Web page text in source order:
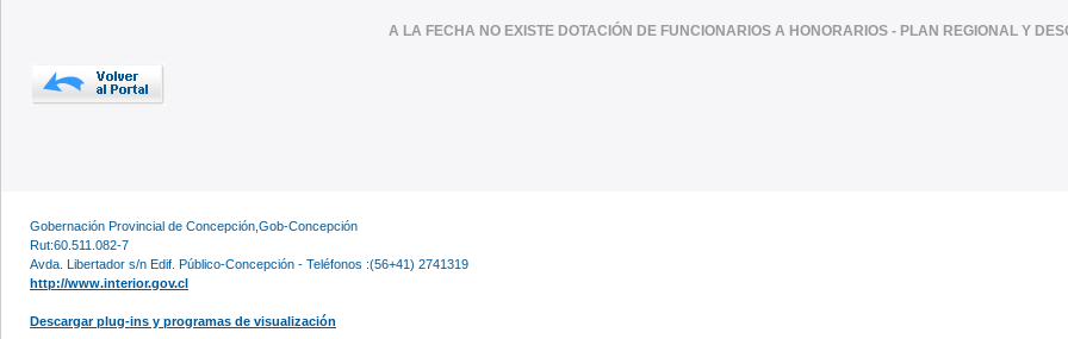
A LA FECHA NO EXISTE DOTACIÓN DE FUNCIONARIOS A HONORARIOS - PLAN REGIONAL Y
Gobernación Provincial de Concepción,Gob-Concepción
Rut:60.511.082-7
Avda. Libertador s/n Edif. Público-Concepción - Teléfonos :(56+41) 2741319
http://www.interior.gov.cl
Descargar plug-ins y programas de visualización